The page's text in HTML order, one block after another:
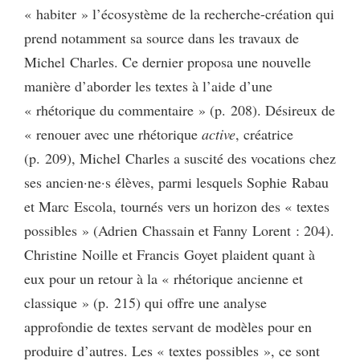
« habiter » l’écosystème de la recherche-création qui
prend notamment sa source dans les travaux de
Michel Charles. Ce dernier proposa une nouvelle
manière d’aborder les textes à l’aide d’une
« rhétorique du commentaire » (p. 208). Désireux de
« renouer avec une rhétorique active, créatrice
(p. 209), Michel Charles a suscité des vocations chez
ses ancien·ne·s élèves, parmi lesquels Sophie Rabau
et Marc Escola, tournés vers un horizon des « textes
possibles » (Adrien Chassain et Fanny Lorent : 204).
Christine Noille et Francis Goyet plaident quant à
eux pour un retour à la « rhétorique ancienne et
classique » (p. 215) qui offre une analyse
approfondie de textes servant de modèles pour en
produire d’autres. Les « textes possibles », ce sont